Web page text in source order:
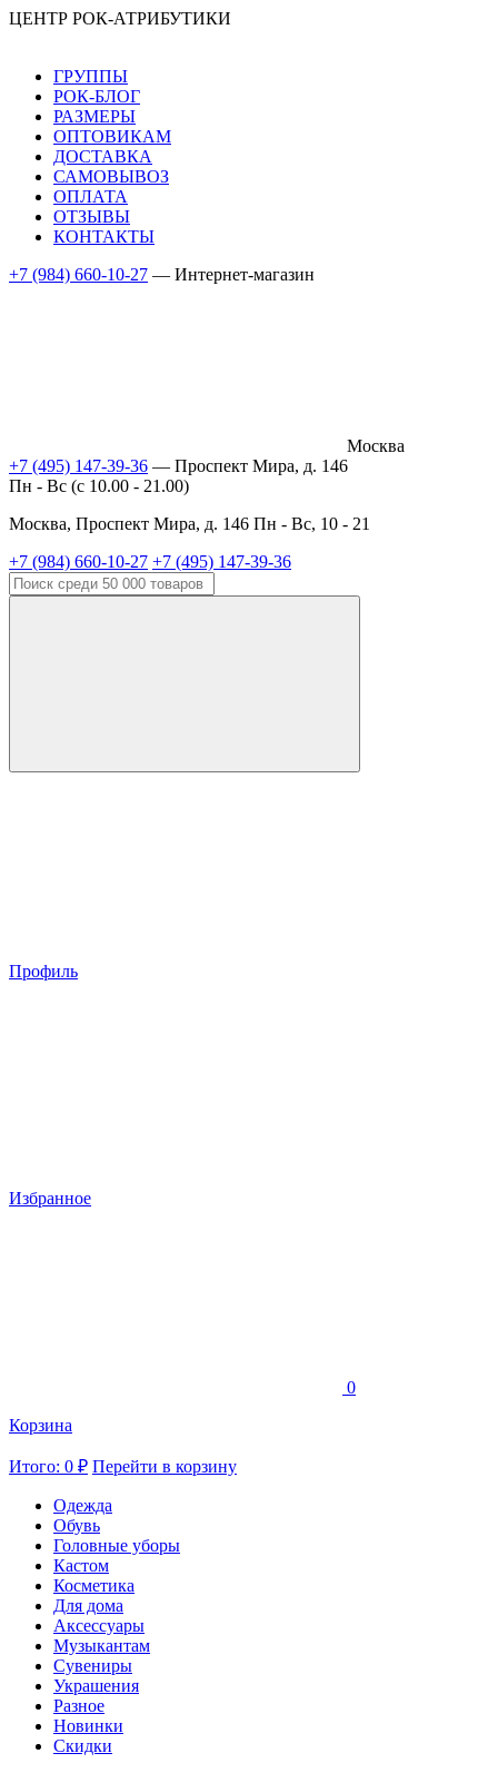
ЦЕНТР РОК-АТРИБУТИКИ
ГРУППЫ
РОК-БЛОГ
РАЗМЕРЫ
ОПТОВИКАМ
ДОСТАВКА
САМОВЫВОЗ
ОПЛАТА
ОТЗЫВЫ
КОНТАКТЫ
+7 (984) 660-10-27 — Интернет-магазин
Москва
+7 (495) 147-39-36 — Проспект Мира, д. 146
Пн - Вс (c 10.00 - 21.00)
Москва, Проспект Мира, д. 146 Пн - Вс, 10 - 21
+7 (984) 660-10-27 +7 (495) 147-39-36
Профиль
Избранное
0
Корзина
Итого: 0 ₽ Перейти в корзину
Одежда
Обувь
Головные уборы
Кастом
Косметика
Для дома
Аксессуары
Музыкантам
Сувениры
Украшения
Разное
Новинки
Скидки